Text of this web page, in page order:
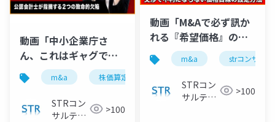
動画「中小企業庁さ
ん、これはギャグです
か？国のM&A株価計算
ツールを公認会計士が
解説」で投影したスラ
イド
m&a 株価算定
STRコン
サルティ
>100
動画「M&Aで必ず訊か
れる『希望価格』の考
え方｜損しない回答方
法を解説」で投影した
スライド
m&a strコンサル
STRコン
サルティ
>100